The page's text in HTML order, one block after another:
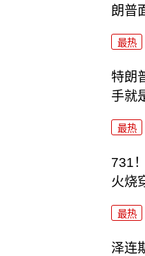
朗普
最热
特朗
手就
最热
731
火烧
最热
泽连